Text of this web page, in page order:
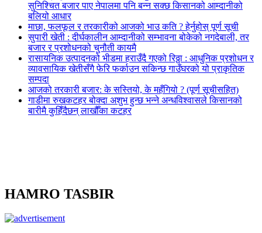
सुनिश्चित बजार पाए नेपालमा पनि बन्न सक्छ किसानको आम्दानीको
बलियो आधार
माछा, फलफूल र तरकारीको आजको भाउ कति ? हेर्नुहोस् पूर्ण सूची
सुपारी खेती : दीर्घकालीन आम्दानीको सम्भावना बोकेको नगदेबाली, तर
बजार र प्रशोधनको चुनौती कायमै
रासायनिक उत्पादनको भीडमा हराउँदै गएको रिठ्ठा : आधुनिक प्रशोधन र
व्यावसायिक खेतीसँगै फेरि फर्काउन सकिन्छ गाउँघरको यो प्राकृतिक
सम्पदा
आजको तरकारी बजार: के सस्तियो, के महँगियो ? (पूर्ण सूचीसहित)
गाडीमा रुखकटहर बोक्दा अशुभ हुन्छ भन्ने अन्धविश्वासले किसानको
बारीमै कुहिँदैछन् लाखौँका कटहर
HAMRO TASBIR